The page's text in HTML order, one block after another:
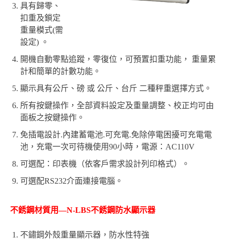
具有歸零、
扣重及鎖定
重量模式(需
設定) 。
開機自動零點追蹤，零復位，可預置扣重功能， 重量累
計和簡單的計數功能。
顯示具有公斤、磅 或 公斤、台斤 二種秤重選擇方式。
所有按鍵操作，全部資料設定及重量調整、校正均可由
面板之按鍵操作。
免插電設計.內建蓄電池.可充電.免除停電困擾可充電電
池，充電一次可待機使用90小時，電源：AC110V
可選配：印表機（依客戶需求設計列印格式）。
可選配RS232介面連接電腦。
不銹鋼材質用—N-LBS不銹鋼防水顯示器
不鏽鋼外殼重量顯示器，防水性特強